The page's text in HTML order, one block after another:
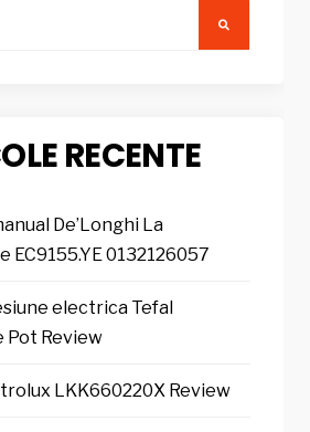
RECENTE
De’Longhi La
EC9155.YE 0132126057
electrica Tefal
Pot Review
LKK660220X Review